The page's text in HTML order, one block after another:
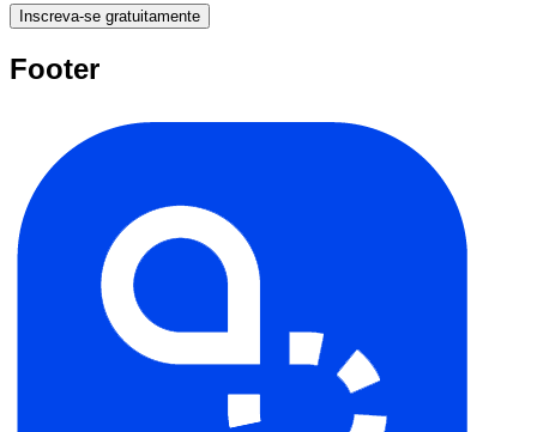
Inscreva-se gratuitamente
Footer